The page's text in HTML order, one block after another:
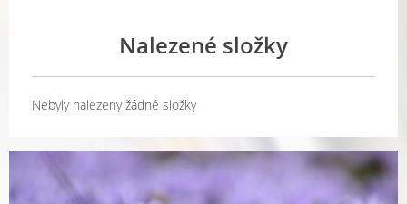
Nalezené složky
Nebyly nalezeny žádné složky